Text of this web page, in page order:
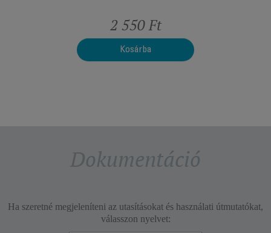
2 550 Ft
Kosárba
Dokumentáció
Ha szeretné megjeleníteni az utasításokat és használati útmutatókat,
válasszon nyelvet: